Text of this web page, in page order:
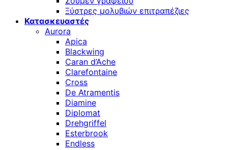
Ξύστρες μολυβιών επιτραπέζιες
Κατασκευαστές
Aurora
Apica
Blackwing
Caran d’Ache
Clarefontaine
Cross
De Atramentis
Diamine
Diplomat
Drehgriffel
Esterbrook
Endless